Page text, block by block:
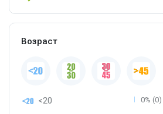
Возраст
<20 0% (0)